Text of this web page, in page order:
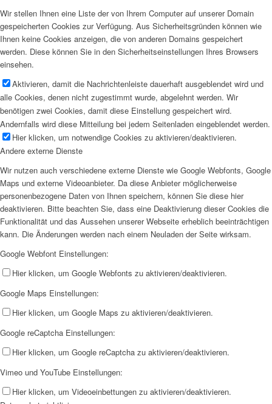
Wir stellen Ihnen eine Liste der von Ihrem Computer auf unserer Domain
gespeicherten Cookies zur Verfügung. Aus Sicherheitsgründen können wie
Ihnen keine Cookies anzeigen, die von anderen Domains gespeichert
werden. Diese können Sie in den Sicherheitseinstellungen Ihres Browsers
einsehen.
Aktivieren, damit die Nachrichtenleiste dauerhaft ausgeblendet wird und
alle Cookies, denen nicht zugestimmt wurde, abgelehnt werden. Wir
benötigen zwei Cookies, damit diese Einstellung gespeichert wird.
Andernfalls wird diese Mitteilung bei jedem Seitenladen eingeblendet werden.
Hier klicken, um notwendige Cookies zu aktivieren/deaktivieren.
Andere externe Dienste
Wir nutzen auch verschiedene externe Dienste wie Google Webfonts, Google
Maps und externe Videoanbieter. Da diese Anbieter möglicherweise
personenbezogene Daten von Ihnen speichern, können Sie diese hier
deaktivieren. Bitte beachten Sie, dass eine Deaktivierung dieser Cookies die
Funktionalität und das Aussehen unserer Webseite erheblich beeinträchtigen
kann. Die Änderungen werden nach einem Neuladen der Seite wirksam.
Google Webfont Einstellungen:
Hier klicken, um Google Webfonts zu aktivieren/deaktivieren.
Google Maps Einstellungen:
Hier klicken, um Google Maps zu aktivieren/deaktivieren.
Google reCaptcha Einstellungen:
Hier klicken, um Google reCaptcha zu aktivieren/deaktivieren.
Vimeo und YouTube Einstellungen:
Hier klicken, um Videoeinbettungen zu aktivieren/deaktivieren.